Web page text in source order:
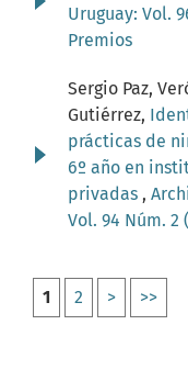
Uruguay: Vol.
Premios
Sergio Paz,
Gutiérrez,
prácticas de
6º año en
privadas ,
Vol. 94 Núm. 2
1 2 > >>